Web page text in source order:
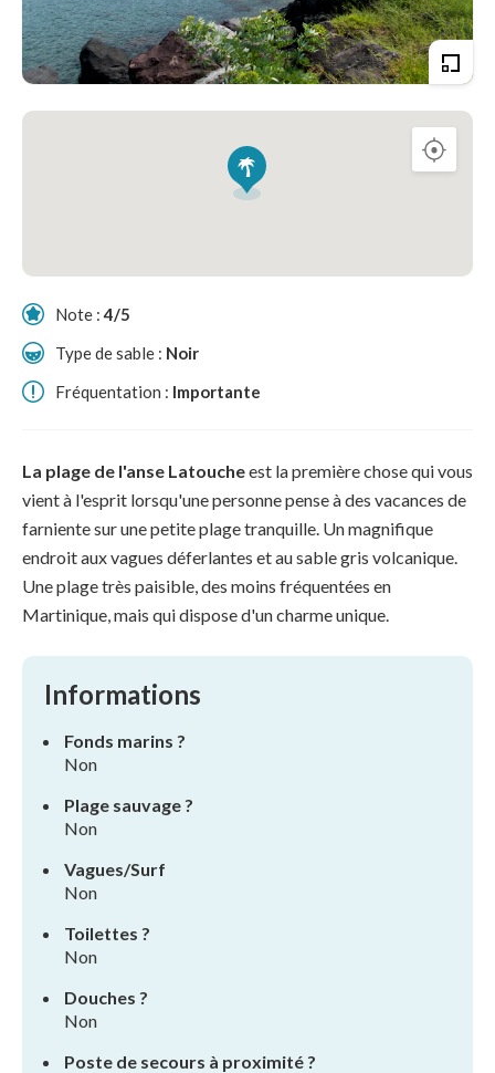
Note :4/5
Type de sable : Noir
Fréquentation : Importante
La plage de l'anse Latoucheest la première chose qui vous
vient à l'esprit lorsqu'une personne pense à des vacances de
farniente sur une petite plage tranquille. Un magnifique
endroit aux vagues déferlantes et au sable gris volcanique.
Une plage très paisible, des moins fréquentées en
Martinique, mais qui dispose d'un charme unique.
Informations
Fonds marins ?
Non
Plage sauvage ?
Non
Vagues/Surf
Non
Toilettes ?
Non
Douches ?
Non
Poste de secours à proximité ?